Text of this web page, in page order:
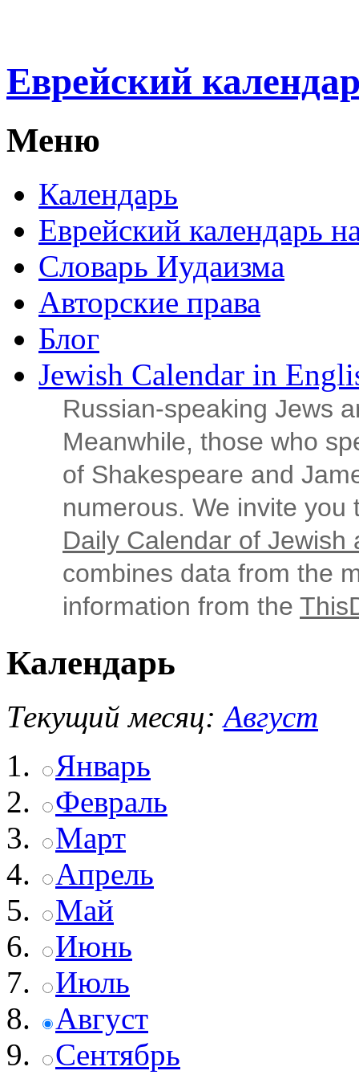
Еврейский
Меню
Календарь
Еврейский календарь
Словарь Иудаизма
Авторские права
Блог
Jewish Calendar in
Russian‑speaking Jews
Meanwhile, those who
of Shakespeare and
numerous. We invite
Daily Calendar of Jewish
combines data from the
information from the
Календарь
Текущий месяц: Август
Январь
Февраль
Март
Апрель
Май
Июнь
Июль
Август
Сентябрь